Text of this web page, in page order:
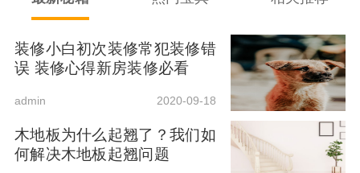
装修小白初次装修常犯装修错
误 装修心得新房装修必看
admin 2020-09-18
木地板为什么起翘了？我们如
何解决木地板起翘问题